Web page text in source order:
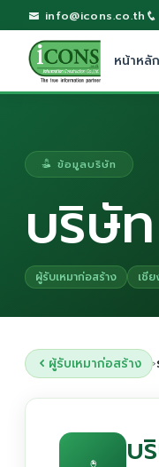
info@icons.co.th
หน้าหลัก
ข้อมูลบริษัท
บริษั
ผู้รับเหมาก่อสร้าง เชี
ผู้รับเหมาก่อสร้าง ›
บ